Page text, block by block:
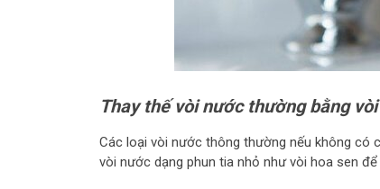
Thay thế vòi nước thường bằng
Các loại vòi nước thông thường nếu không có
vòi nước dạng phun tia nhỏ như vòi hoa sen